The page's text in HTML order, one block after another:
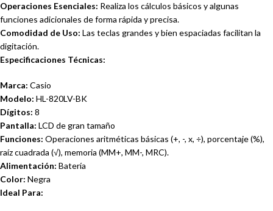
Operaciones Esenciales: Realiza los cálculos básicos y algunas
funciones adicionales de forma rápida y precisa.
Comodidad de Uso: Las teclas grandes y bien espaciadas facilitan la
digitación.
Especificaciones Técnicas:
Marca: Casio
Modelo: HL-820LV-BK
Dígitos: 8
Pantalla: LCD de gran tamaño
Funciones: Operaciones aritméticas básicas (+, -, x, ÷), porcentaje (%),
raíz cuadrada (√), memoria (MM+, MM-, MRC).
Alimentación: Batería
Color: Negra
Ideal Para: